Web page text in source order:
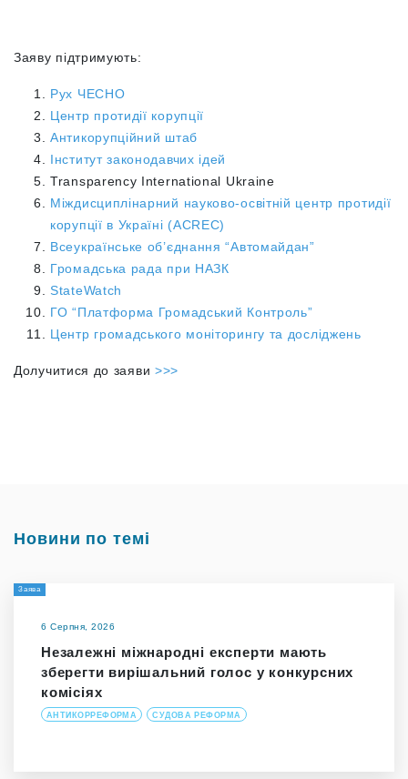
Заяву підтримують:
Рух ЧЕСНО
Центр протидії корупції
Антикорупційний штаб
Інститут законодавчих ідей
Transparency International Ukraine
Міждисциплінарний науково-освітній центр протидії
корупції в Україні (ACREC)
Всеукраїнське об’єднання “Автомайдан”
Громадська рада при НАЗК
StateWatch
ГО “Платформа Громадський Контроль”
Центр громадського моніторингу та досліджень
Долучитися до заяви >>>
Новини по темі
Заява
6 Серпня, 2026
Незалежні міжнародні експерти мають
зберегти вирішальний голос у конкурсних
комісіях
АНТИКОРРЕФОРМА СУДОВА РЕФОРМА